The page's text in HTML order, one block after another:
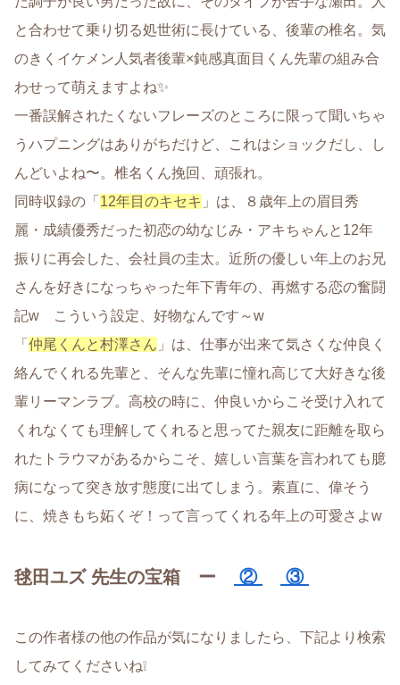
と合わせて乗り切る処世術に長けている、後輩の椎名。気
のきくイケメン人気者後輩×鈍感真面目くん先輩の組み合
わせって萌えますよね✨
一番誤解されたくないフレーズのところに限って聞いちゃ
うハプニングはありがちだけど、これはショックだし、し
んどいよね〜。椎名くん挽回、頑張れ。
同時収録の「 12年目のキセキ 」は、８歳年上の眉目秀
麗・成績優秀だった初恋の幼なじみ・アキちゃんと12年
振りに再会した、会社員の圭太。近所の優しい年上のお兄
さんを好きになっちゃった年下青年の、再燃する恋の奮闘
記w こういう設定、好物なんです～w
「 仲尾くんと村澤さん 」は、仕事が出来て気さくな仲良く
絡んでくれる先輩と、そんな先輩に憧れ高じて大好きな後
輩リーマンラブ。高校の時に、仲良いからこそ受け入れて
くれなくても理解してくれると思ってた親友に距離を取ら
れたトラウマがあるからこそ、嬉しい言葉を言われても臆
病になって突き放す態度に出てしまう。素直に、偉そう
に、焼きもち妬くぞ！って言ってくれる年上の可愛さよw
毬田ユズ 先生の宝箱 ー ② ③
この作者様の他の作品が気になりましたら、下記より検索
してみてくださいね❕